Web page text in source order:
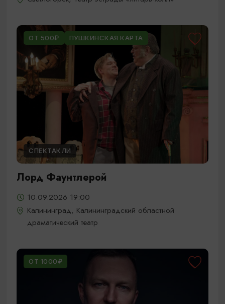
ОТ 500₽ ПУШКИНСКАЯ КАРТА
СПЕКТАКЛИ
Лорд Фаунтлерой
10.09.2026 19:00
Калининград, Калининградский областной
драматический театр
ОТ 1000₽